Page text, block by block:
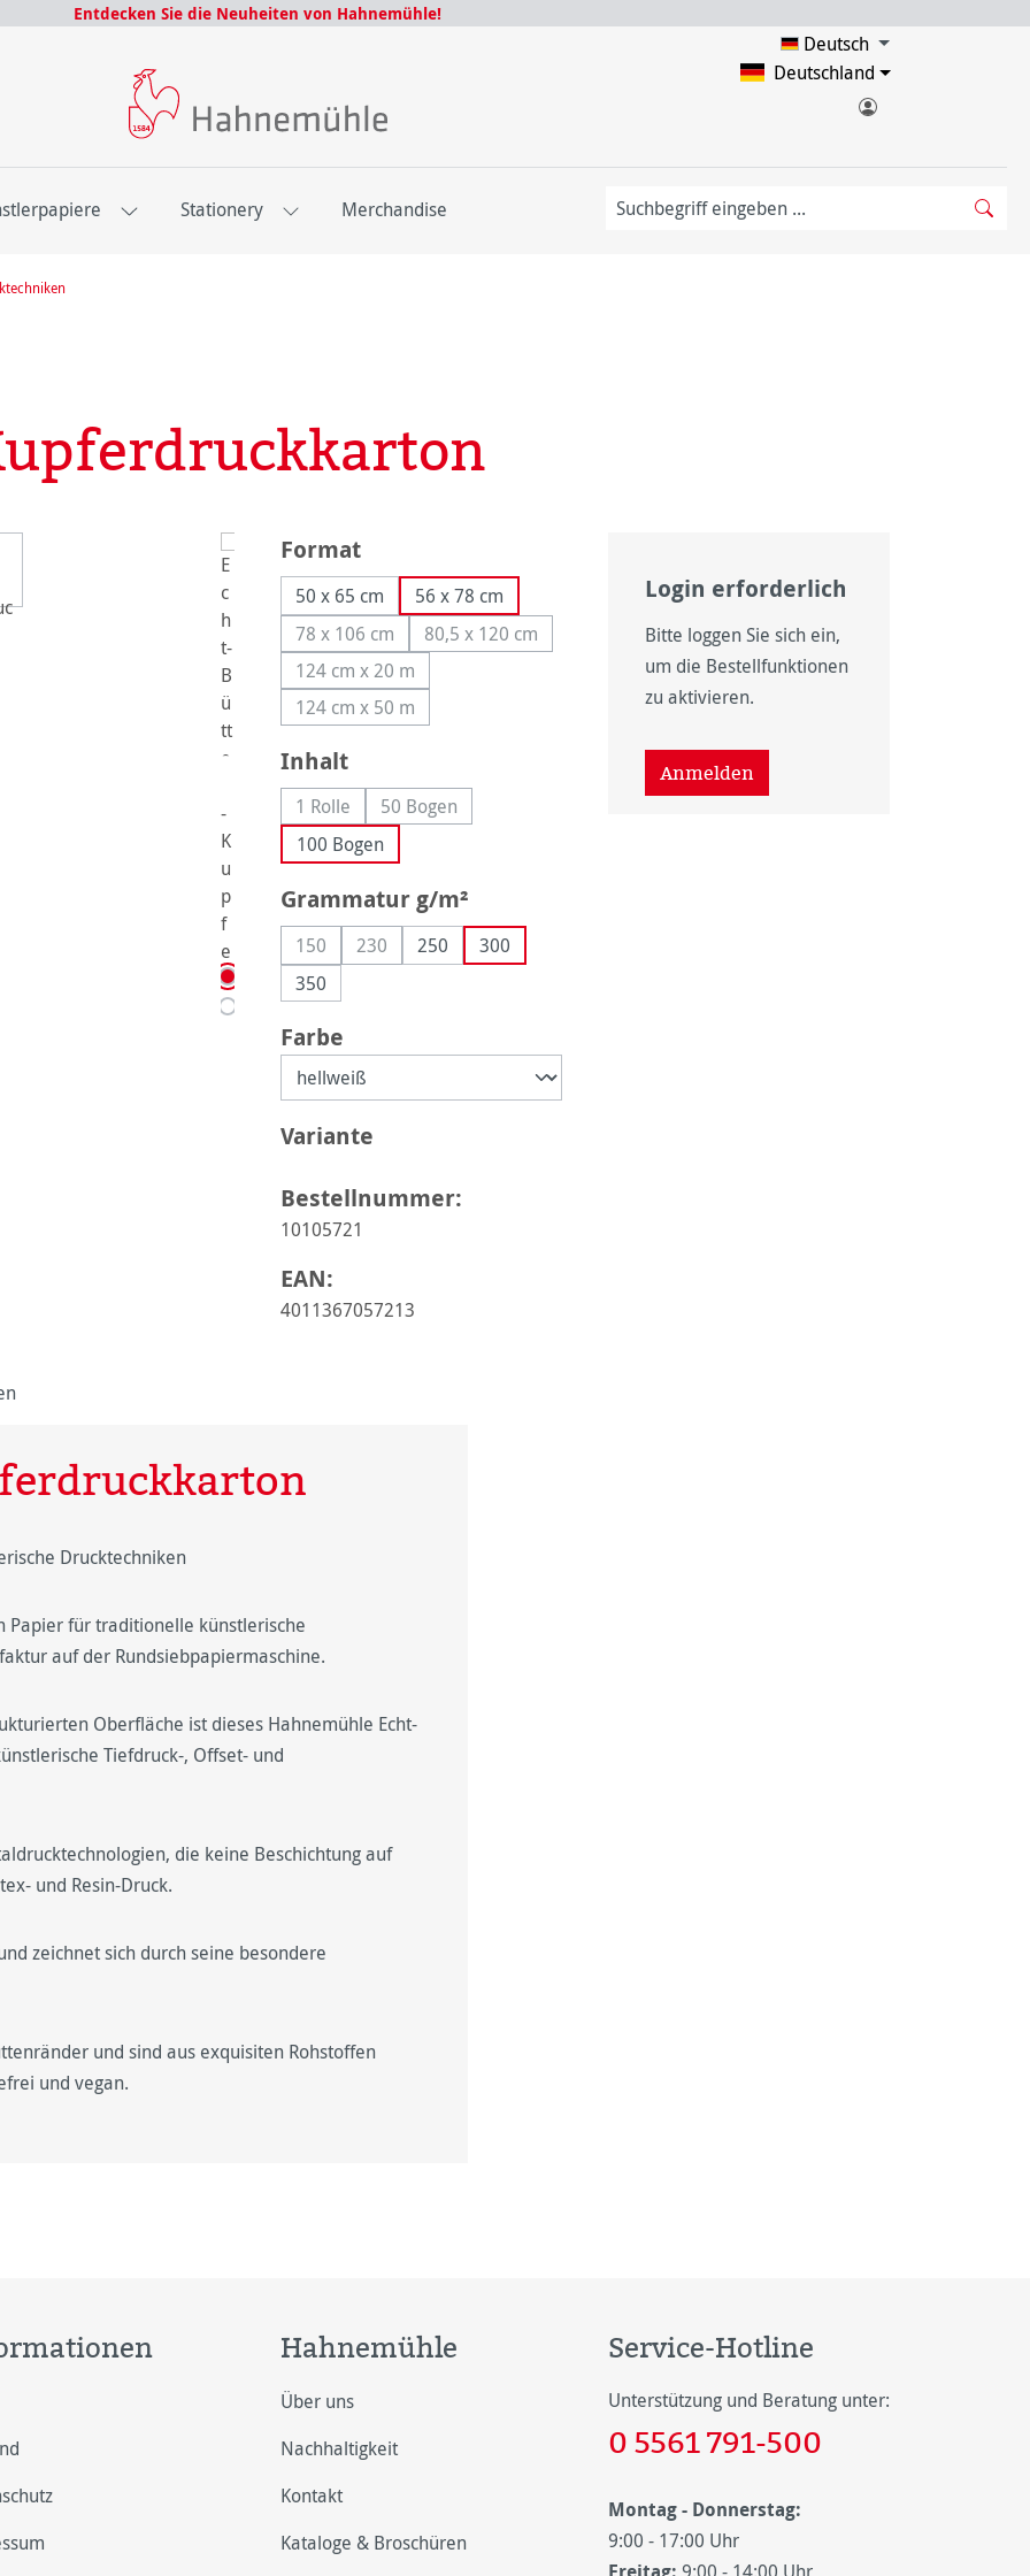
Entdecken Sie die Neuheiten von Hahnemühle!
Deutsch
Deutschland
Stationery Merchandise
Formatauswählen
50 x 65 cm
56 x 78 cm
78 x 106 cm(Diese Option ist zurzeit nicht verfügbar.)
80,5 x 120 cm(Diese Option ist zurzeit nicht verfügbar.)
124 cm x 20 m(Diese Option ist zurzeit nicht verfügbar.)
124 cm x 50 m(Diese Option ist zurzeit nicht verfügbar.)
Inhaltauswählen
1 Rolle(Diese Option ist zurzeit nicht verfügbar.)
50 Bogen(Diese Option ist zurzeit nicht verfügbar.)
100 Bogen
Grammatur g/m²
150(Diese Option ist zurzeit nicht verfügbar.)
230(Diese Option ist zurzeit nicht verfügbar.)
250
300
350
Farbe
Variante
Bestellnummer:
10105721
EAN:
4011367057213
Login erforderlich
Bitte loggen Sie sich ein,
um die Bestellfunktionen
zu aktivieren.
Anmelden
Drucktechniken
Papier für traditionelle künstlerische
auf der Rundsiebpapiermaschine.
Oberfläche ist dieses Hahnemühle Echt-
Tiefdruck-, Offset- und
die keine Beschichtung auf
und Resin-Druck.
zeichnet sich durch seine besondere
und sind aus exquisiten Rohstoffen
und vegan.
Hahnemühle
Über uns
Nachhaltigkeit
Kontakt
Kataloge & Broschüren
Service-Hotline
Unterstützung und Beratung unter:
0 5561 791-500
Montag - Donnerstag:
9:00 - 17:00 Uhr